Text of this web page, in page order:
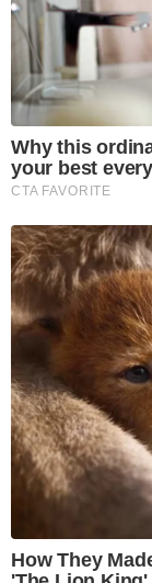
Why this
your best
CTA FAVORITE
How They